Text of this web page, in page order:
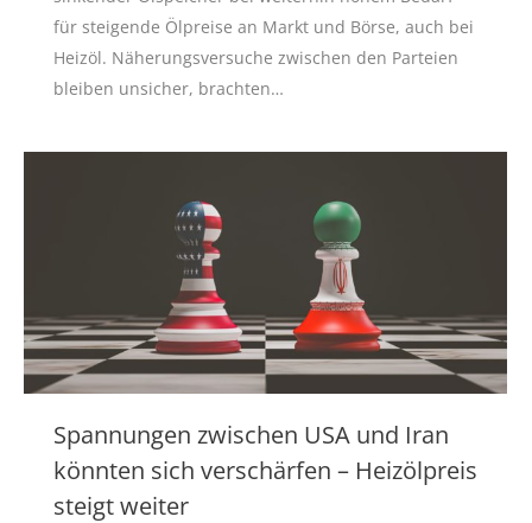
für steigende Ölpreise an Markt und Börse, auch bei
Heizöl. Näherungsversuche zwischen den Parteien
bleiben unsicher, brachten…
Spannungen zwischen USA und Iran
könnten sich verschärfen – Heizölpreis
steigt weiter